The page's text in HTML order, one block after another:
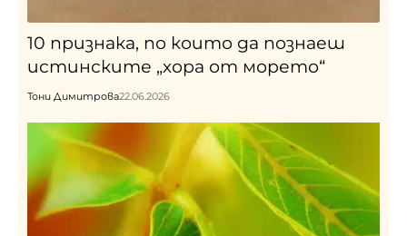
10 признака, по които да познаеш
истинските „хора от морето“
Тони Димитрова22.06.2026